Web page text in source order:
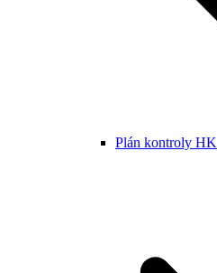
Plán kontroly HK